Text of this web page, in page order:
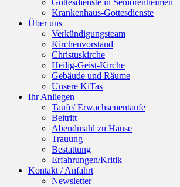
Gottesdienste in Seniorenheimen
Krankenhaus-Gottesdienste
Über uns
Verkündigungsteam
Kirchenvorstand
Christuskirche
Heilig-Geist-Kirche
Gebäude und Räume
Unsere KiTas
Ihr Anliegen
Taufe/ Erwachsenentaufe
Beitritt
Abendmahl zu Hause
Trauung
Bestattung
Erfahrungen/Kritik
Kontakt / Anfahrt
Newsletter